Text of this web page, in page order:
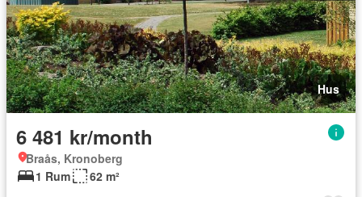
Hus
6 481 kr/month
Braås, Kronoberg
1 Rum
62 m²